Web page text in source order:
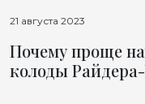
21 августа 2023
Почему проще
колоды